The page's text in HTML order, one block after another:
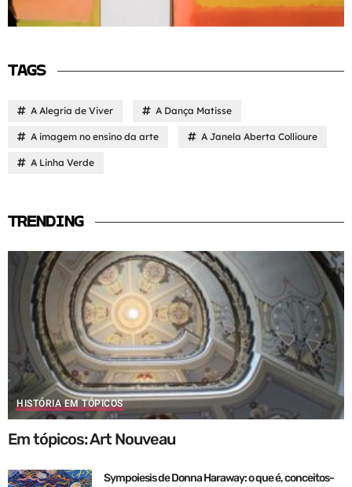
TAGS
A Alegria de Viver A Dança Matisse
A imagem no ensino da arte A Janela Aberta Collioure
A Linha Verde
TRENDING
HISTÓRIA EM TÓPICOS
Em tópicos: Art Nouveau
Sympoiesis de Donna Haraway: o que é, conceitos-